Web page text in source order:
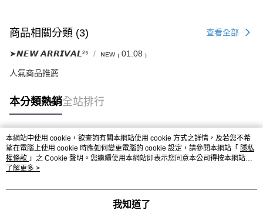
商品相關分類 (3) 查看全部
➤𝙉𝙀𝙒 𝘼𝙍𝙍𝙄𝙑𝘼𝙇²⁵ ɴᴇᴡ ₍ 01.08 ₎
人氣商品推薦
本分類熱銷全站排行
熱門標籤
本網站中使用 cookie，欲查詢有關本網站使用 cookie 方式之詳情，及若您不希
望在電腦上使用 cookie 時應如何變更電腦的 cookie 設定，請參閱本網站「 隱私
權條款 」之 Cookie 聲明。您繼續使用本網站即表示您同意本公司得按本網站使
用條款之 Cookie 聲明使用 cookie。
了解更多 >
我知道了